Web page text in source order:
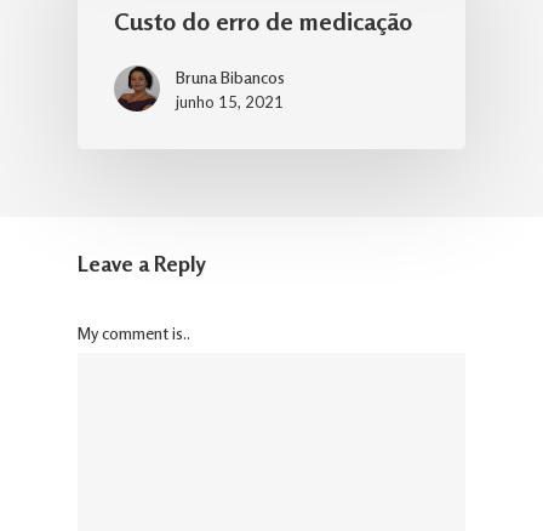
Custo do erro de medicação
Bruna Bibancos
junho 15, 2021
Leave a Reply
My comment is..